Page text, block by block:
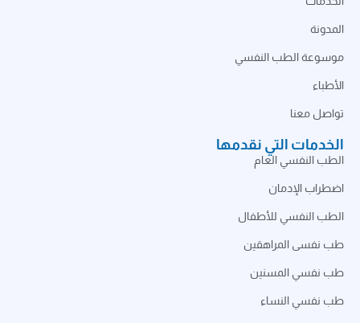
المدونة
موسوعة الطب النفسي
الأطباء
تواصل معنا
الخدمات التي نقدمها
الطب النفسي العام
اضطراب الإدمان
الطب النفسي للأطفال
طب نفسى المراهقين
طب نفسي المسنين
طب نفسي النساء